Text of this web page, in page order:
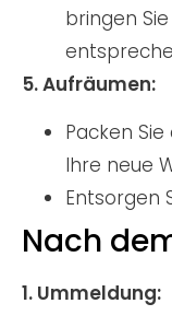
bringen
5. Aufräumen:
Packen
Ihre neue
Entsorgen
Nach
1. Ummeldung: